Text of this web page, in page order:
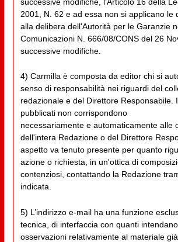
2001, N. 62 e ad essa non si applicano le
alla delibera dell'Autorità per le Garanzie
Comunicazioni N. 666/08/CONS del 26
successive modifiche.
4) Carmilla è composta da editor chi si
senso di responsabilità nei riguardi del
redazionale e del Direttore Responsabile.
pubblicati non corrispondono
necessariamente e automaticamente alle
dell'intera Redazione o del Direttore
aspetto va tenuto presente per quanto
azione o richiesta, in un'ottica di
contenziosi, contattando la Redazione
indicata.
5) L’indirizzo e-mail ha una funzione
tecnica, di interfaccia con quanti
osservazioni relativamente al materiale